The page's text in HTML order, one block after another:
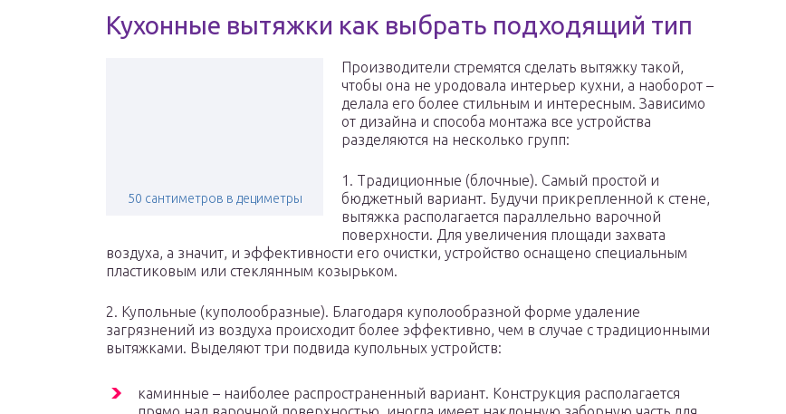
Кухонные вытяжки как выбрать подходящий тип
50 сантиметров в дециметры
Производители стремятся сделать вытяжку такой,
чтобы она не уродовала интерьер кухни, а наоборот –
делала его более стильным и интересным. Зависимо
от дизайна и способа монтажа все устройства
разделяются на несколько групп:
1. Традиционные (блочные). Самый простой и
бюджетный вариант. Будучи прикрепленной к стене,
вытяжка располагается параллельно варочной
поверхности. Для увеличения площади захвата
воздуха, а значит, и эффективности его очистки, устройство оснащено специальным
пластиковым или стеклянным козырьком.
2. Купольные (куполообразные). Благодаря куполообразной форме удаление
загрязнений из воздуха происходит более эффективно, чем в случае с традиционными
вытяжками. Выделяют три подвида купольных устройств:
каминные – наиболее распространенный вариант. Конструкция располагается